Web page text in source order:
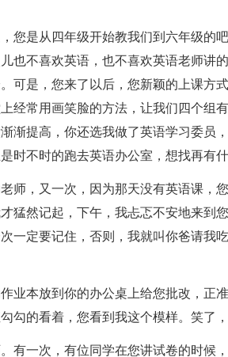
是从四年级开始教我们到六年级的
也不喜欢英语，也不喜欢英语老师讲
可是，您来了以后，您新颖的上课方
经常用画笑脸的方法，让我们四个组
渐提高，你还选我做了英语学习委员
时不时的跑去英语办公室，想找再有什
，又一次，因为那天没有英语课，
猛然记起，下午，我忐忑不安地来到
一定要记住，否则，我就叫你爸请我
本放到你的办公桌上给您批改，正
勾的看着，您看到我这个模样。笑了
一次，有位同学在您讲试卷的时候